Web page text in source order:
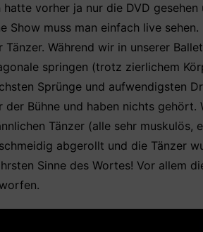
hatte vorher ja nur die DVD
Show muss man einfach live
Tänzer. Während wir in unserer
springen (trotz zierlichem
Sprünge und aufwendigsten
der Bühne und haben nichts
Tänzer (alle sehr
abgerollt und die Tänzer
Sinne des Wortes! Vor allem